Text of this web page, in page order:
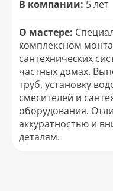
В компании: 5 лет
О мастере:
комплексном
сантехнических
частных домах.
труб, установку
смесителей и
оборудования.
аккуратностью и
деталям.